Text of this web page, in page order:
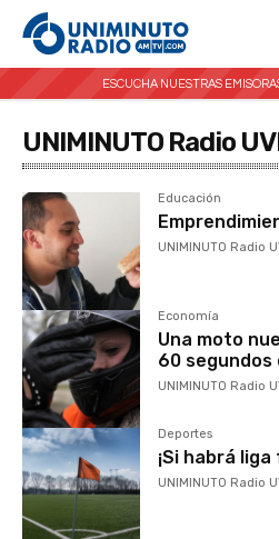
ESCUCHA NUESTRAS
UNIMINUTO Radio
Educación
UNIMINUTO Radio
Economía
Una moto
60 segundos
UNIMINUTO Radio
Deportes
¡Si habrá
UNIMINUTO Radio